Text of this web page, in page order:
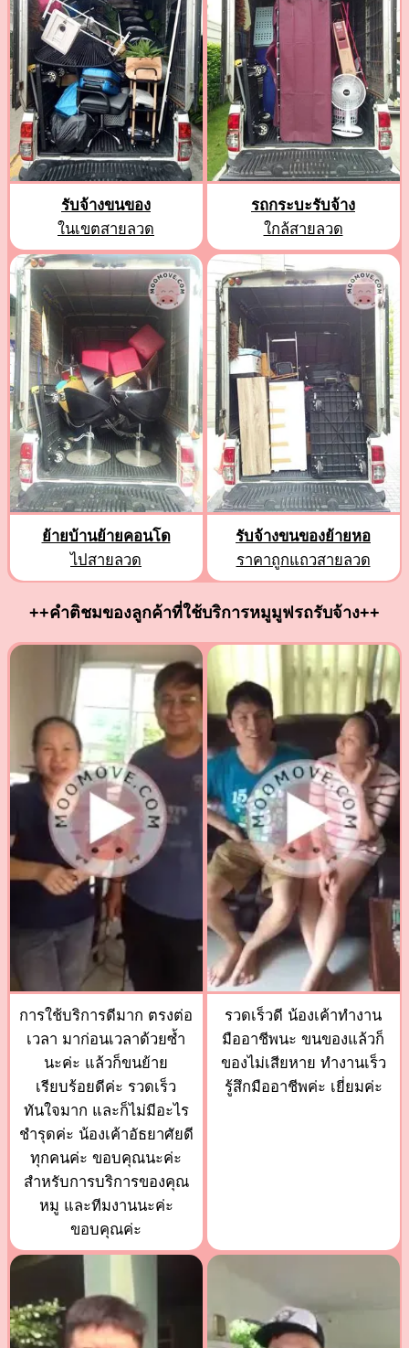
รับจ้างขนของ
ในเขตสายลวด
รถกระบะรับจ้าง
ใกล้สายลวด
ย้ายบ้านย้ายคอนโด
ไปสายลวด
รับจ้างขนของย้ายหอ
ราคาถูกแถวสายลวด
++คำติชมของลูกค้าที่ใช้บริการหมูมูฟรถรับจ้าง++
การใช้บริการดีมาก ตรงต่อ
เวลา มาก่อนเวลาด้วยซ้ำ
นะค่ะ แล้วก็ขนย้าย
เรียบร้อยดีค่ะ รวดเร็ว
ทันใจมาก และก็ไม่มีอะไร
ชำรุดค่ะ น้องเค้าอัธยาศัยดี
ทุกคนค่ะ ขอบคุณนะค่ะ
สำหรับการบริการของคุณ
หมู และทีมงานนะค่ะ
ขอบคุณค่ะ
รวดเร็วดี น้องเค้าทำงาน
มืออาชีพนะ ขนของแล้วก็
ของไม่เสียหาย ทำงานเร็ว
รู้สึกมืออาชีพค่ะ เยี่ยมค่ะ